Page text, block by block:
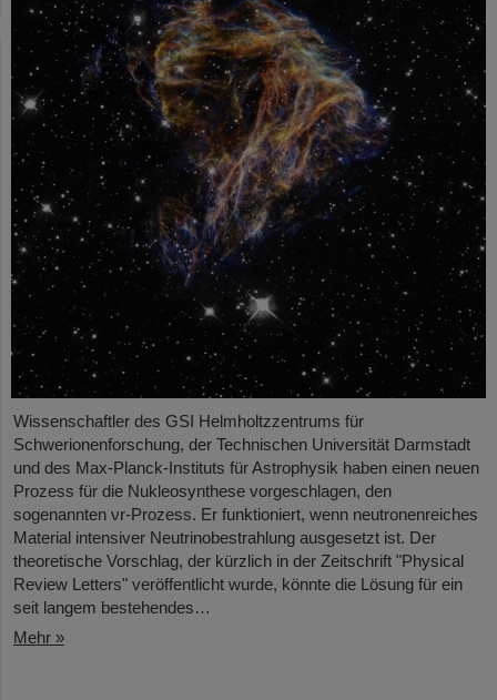
Wissenschaftler des GSI Helmholtzzentrums für
Schwerionenforschung, der Technischen Universität Darmstadt
und des Max-Planck-Instituts für Astrophysik haben einen neuen
Prozess für die Nukleosynthese vorgeschlagen, den
sogenannten νr-Prozess. Er funktioniert, wenn neutronenreiches
Material intensiver Neutrinobestrahlung ausgesetzt ist. Der
theoretische Vorschlag, der kürzlich in der Zeitschrift "Physical
Review Letters" veröffentlicht wurde, könnte die Lösung für ein
seit langem bestehendes…
Mehr »